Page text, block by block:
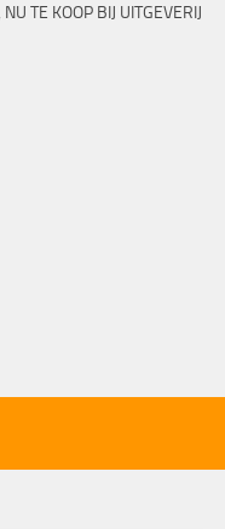
TE KOOP BIJ UITGEVERIJ